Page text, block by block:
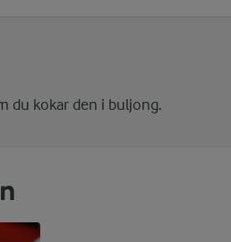
du kokar den i buljong.